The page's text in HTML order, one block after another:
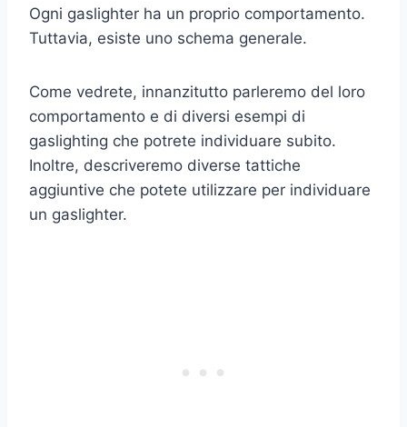
Ogni gaslighter ha un proprio comportamento.
Tuttavia, esiste uno schema generale.
Come vedrete, innanzitutto parleremo del loro
comportamento e di diversi esempi di
gaslighting che potrete individuare subito.
Inoltre, descriveremo diverse tattiche
aggiuntive che potete utilizzare per individuare
un gaslighter.